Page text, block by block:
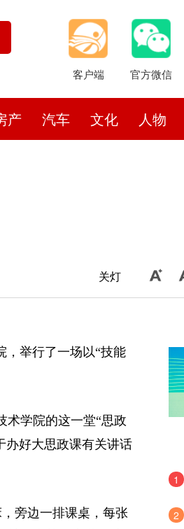
客户端 官方微信
产 汽车 文化 人物
关灯
，举行了一场以“技能
术学院的这一堂“思政
办好大思政课有关讲话
旁边一排课桌，每张
1
2